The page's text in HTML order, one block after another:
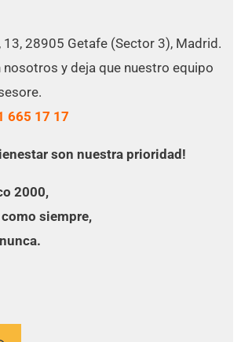
13, 28905 Getafe (Sector 3), Madrid.
nosotros y deja que nuestro equipo
665 17 17
son nuestra prioridad!
2000,
siempre,